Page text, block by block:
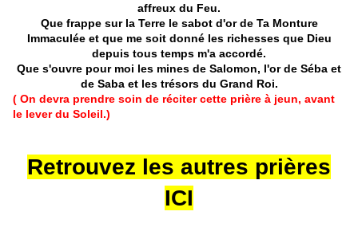
affreux du Feu.
Que frappe sur la Terre le sabot d'or de Ta Monture
Immaculée et que me soit donné les richesses que Dieu
depuis tous temps m'a accordé.
Que s'ouvre pour moi les mines de Salomon, l'or de Séba et
de Saba et les trésors du Grand Roi.
( On devra prendre soin de réciter cette prière à jeun, avant
le lever du Soleil.)
Retrouvez les autres prières
ICI